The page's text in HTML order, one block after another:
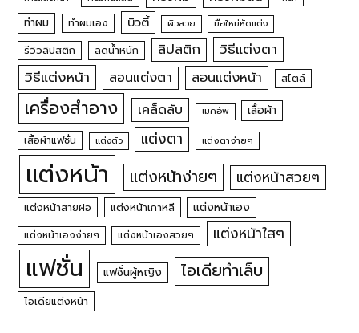
ทำผม ทำผมเอง บิวตี้ ผิวสวย มือใหม่หัดแต่ง
รีวิวลิปสติก ลดน้ำหนัก ลิปสติก
วิธีแต่งตา
วิธีแต่งหน้า
สอนแต่งตา สอนแต่งหน้า สไตล์
เครื่องสำอาง เคล็ดลับ เมคอัพ เสื้อผ้า
เสื้อผ้าแฟชั่น แต่งตัว แต่งตา แต่งตาง่ายๆ
แต่งหน้า แต่งหน้าง่ายๆ แต่งหน้าสวยๆ
แต่งหน้าสายฝอ แต่งหน้าเกาหลี แต่งหน้าเอง
แต่งหน้าเองง่ายๆ แต่งหน้าเองสวยๆ แต่งหน้าใสๆ
แฟชั่น แฟชั่นผู้หญิง ไอเดียทำเล็บ
ไอเดียแต่งหน้า